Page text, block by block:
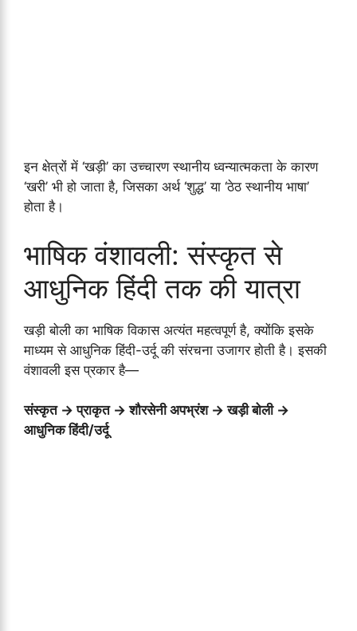
इन क्षेत्रों में ‘खड़ी’ का उच्चारण स्थानीय ध्वन्यात्मकता के कारण
‘खरी’ भी हो जाता है, जिसका अर्थ ‘शुद्ध’ या ‘ठेठ स्थानीय भाषा’
होता है।
भाषिक वंशावली: संस्कृत से
आधुनिक हिंदी तक की यात्रा
खड़ी बोली का भाषिक विकास अत्यंत महत्वपूर्ण है, क्योंकि इसके
माध्यम से आधुनिक हिंदी-उर्दू की संरचना उजागर होती है। इसकी
वंशावली इस प्रकार है—
संस्कृत → प्राकृत → शौरसेनी अपभ्रंश → खड़ी बोली →
आधुनिक हिंदी/उर्दू